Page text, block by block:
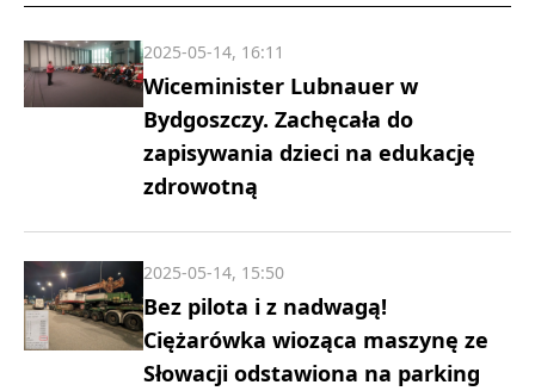
Wiceminister Lubnauer w
Bydgoszczy. Zachęcała do
zapisywania dzieci na edukację
zdrowotną
2025-05-14, 16:11
Bez pilota i z nadwagą!
Ciężarówka wioząca maszynę ze
Słowacji odstawiona na parking
2025-05-14, 15:50